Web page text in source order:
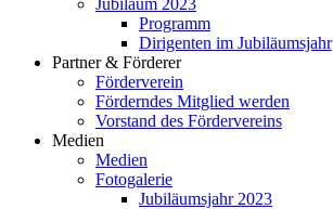
Jubiläum 2023
Programm
Dirigenten im Jubiläumsjahr
Partner & Förderer
Förderverein
Förderndes Mitglied werden
Vorstand des Fördervereins
Medien
Medien
Fotogalerie
Jubiläumsjahr 2023